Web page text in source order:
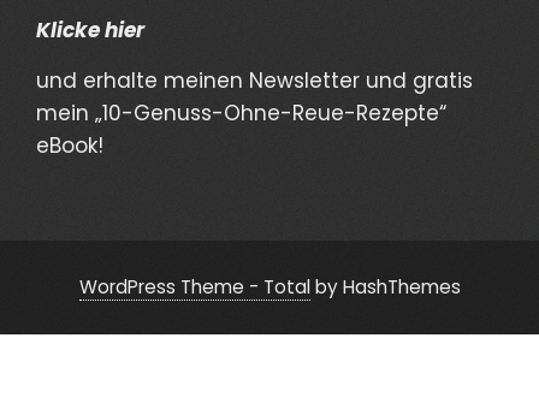
Klicke hier
und erhalte meinen Newsletter und gratis
mein „10-Genuss-Ohne-Reue-Rezepte“
eBook!
WordPress Theme - Totalby HashThemes